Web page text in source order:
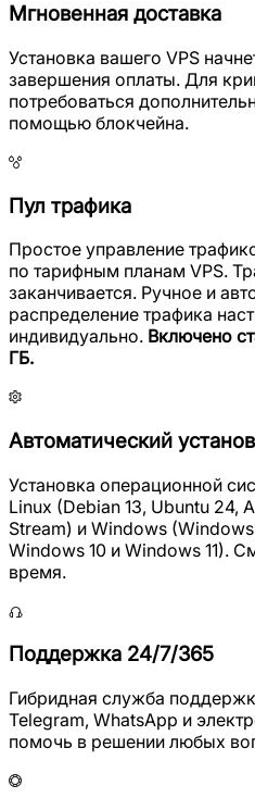
Мгновенная доставка
Установка вашего VPS
завершения оплаты. Для
потребоваться
помощью блокчейна.
Пул трафика
Простое управление
по тарифным планам VPS.
заканчивается. Ручное и
распределение трафика
индивидуально. Включено
ГБ.
Автоматический
Установка операционной
Linux (Debian 13, Ubuntu 24,
Stream) и Windows
Windows 10 и Windows 11).
время.
Поддержка 24/7/365
Гибридная служба
Telegram, WhatsApp и
помочь в решении любых